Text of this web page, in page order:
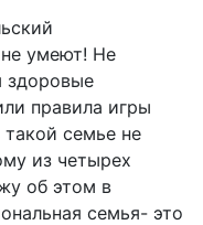
умеют! Не
здоровые
правила игры
семье не
из четырех
об этом в
семья- это